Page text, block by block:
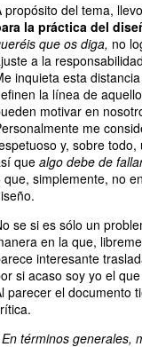
propósito del tema,
la práctica del
que os diga, no
a la
inquieta esta
la línea de
motivar en
me
y, sobre
que algo debe de
que, simplemente, no
se si es sólo un
en la que,
interesante
si acaso soy yo el
parecer el documento
términos generales,